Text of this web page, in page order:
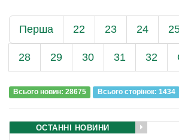
Перша 22 23 24
28 29 30 31 32
Всього новин: 28675 Всього сторiнок: 1434
ОСТАННІ НОВИНИ